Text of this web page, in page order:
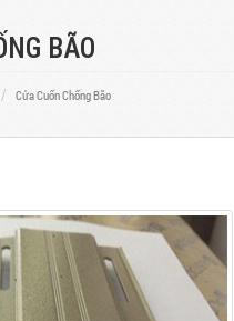
BÃO
Cửa Cuốn Chống Bão